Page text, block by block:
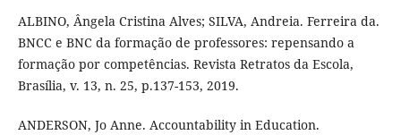
ALBINO, Ângela Cristina Alves; SILVA, Andreia. Ferreira da.
BNCC e BNC da formação de professores: repensando a
formação por competências. Revista Retratos da Escola,
Brasília, v. 13, n. 25, p.137-153, 2019.
ANDERSON, Jo Anne. Accountability in Education.